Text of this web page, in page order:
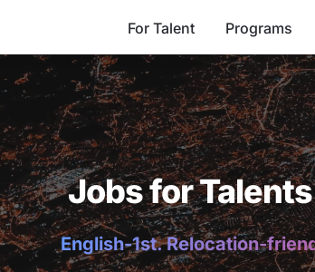
For Talent Programs
Jobs for
English-1st. Relocation-